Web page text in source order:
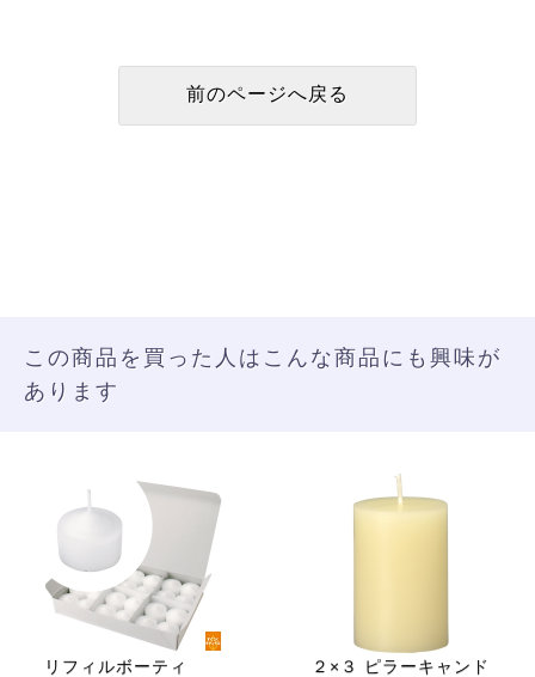
この商品を買った人はこんな商品にも興味が
あります
リフィルボーティ
２×３ ピラーキャンド